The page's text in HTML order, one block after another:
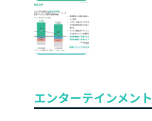
エンターテインメント